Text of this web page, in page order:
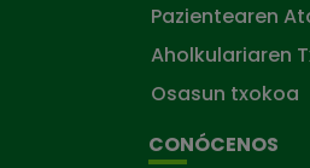
Pazientearen
Aholkulariaren
Osasun txokoa
CONÓCENOS